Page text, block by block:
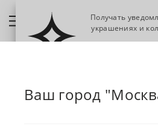
961589к Кольцо из Золота с бриллиантом
Ваш город
Получать
украшениях и